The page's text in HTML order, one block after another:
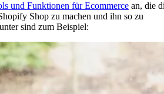
und Funktionen für Ecommerce an, die
Shop zu machen und ihn so zu
sind zum Beispiel: